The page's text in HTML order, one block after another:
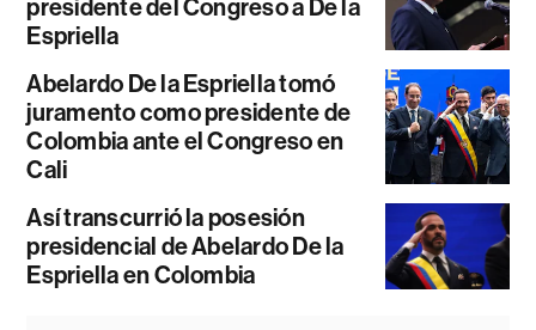
presidente del Congreso a De la
Espriella
Abelardo De la Espriella tomó
juramento como presidente de
Colombia ante el Congreso en
Cali
Así transcurrió la posesión
presidencial de Abelardo De la
Espriella en Colombia